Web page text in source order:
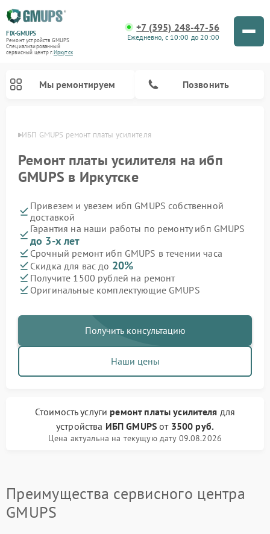
FIX-GMUPS
Ремонт устройств GMUPS
Специализированный
cервисный центр г.Иркутск
+7 (395) 248-47-56
Ежедневно, с 10:00 до 20:00
Мы ремонтируем Позвонить
ИБП GMUPS ремонт платы усилителя
Ремонт платы усилителя на ибп
GMUPS в Иркутске
Привезем и увезем ибп GMUPS собственной
доставкой
Гарантия на наши работы по ремонту ибп GMUPS
до 3-х лет
Срочный ремонт ибп GMUPS в течении часа
Скидка для вас до 20%
Получите 1500 рублей на ремонт
Оригинальные комплектующие GMUPS
Получить консультацию
Наши цены
Стоимость услуги ремонт платы усилителя для
устройства ИБП GMUPS от 3500 руб.
Цена актуальна на текущую дату 09.08.2026
Преимущества сервисного центра
GMUPS